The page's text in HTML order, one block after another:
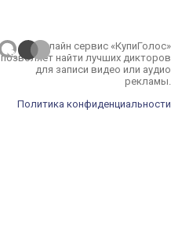
Онлайн сервис «КупиГолос»
позволяет найти лучших дикторов
для записи видео или аудио
рекламы.
Политика конфиденциальности